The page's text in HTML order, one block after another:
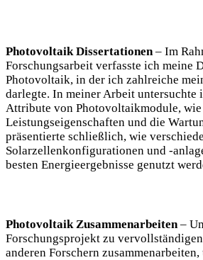
Photovoltaik Dissertationen– Im
Forschungsarbeit verfasste ich meine
Photovoltaik, in der ich zahlreiche
darlegte. In meiner Arbeit untersuchte
Attribute von Photovoltaikmodule, wie
Leistungseigenschaften und die
präsentierte schließlich, wie
Solarzellenkonfigurationen und -
besten Energieergebnisse genutzt
Photovoltaik Zusammenarbeiten–
Forschungsprojekt zu
anderen Forschern